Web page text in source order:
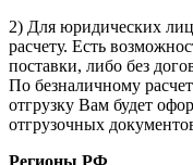
2) Для юридических
расчету. Есть
поставки, либо без
По безналичному
отгрузку Вам будет
отгрузочных
Регионы РФ